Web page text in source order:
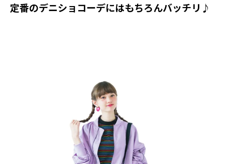
定番のデニショコーデにはもちろんバッチリ♪